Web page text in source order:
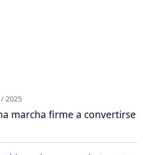
2025
marcha firme a convertirse